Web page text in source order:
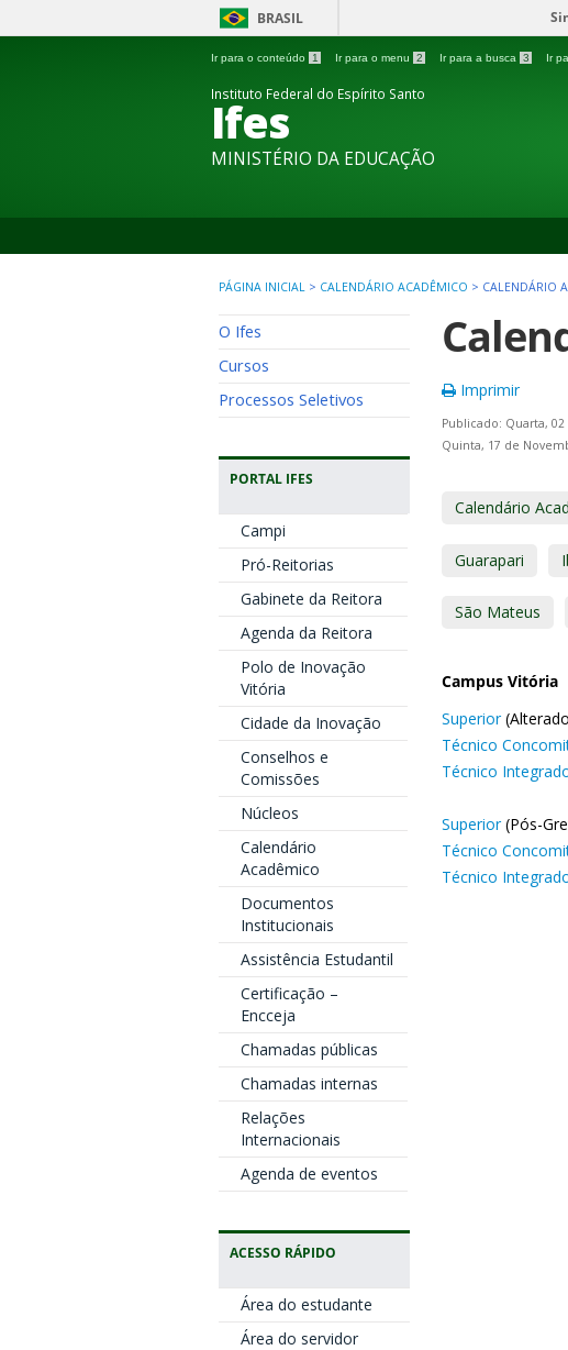
BRASIL
Ir para o conteúdo 1 Ir para o menu 2 Ir para a busca 3 Ir
Instituto Federal do Espírito Santo
Ifes
MINISTÉRIO DA EDUCAÇÃO
PÁGINA INICIAL > CALENDÁRIO ACADÊMICO > CALENDÁRIO
O Ifes
Cursos
Processos Seletivos
PORTAL IFES
Campi
Pró-Reitorias
Gabinete da Reitora
Agenda da Reitora
Polo de Inovação
Vitória
Cidade da Inovação
Conselhos e
Comissões
Núcleos
Calendário
Acadêmico
Documentos
Institucionais
Assistência Estudantil
Certificação –
Encceja
Chamadas públicas
Chamadas internas
Relações
Internacionais
Agenda de eventos
ACESSO RÁPIDO
Área do estudante
Área do servidor
Imprimir
Publicado: Quarta,
Quinta, 17 de
Calendário
Guarapari
São Mateus
Campus Vitória
Superior
Técnico
Técnico
Superior(Pós-
Técnico
Técnico